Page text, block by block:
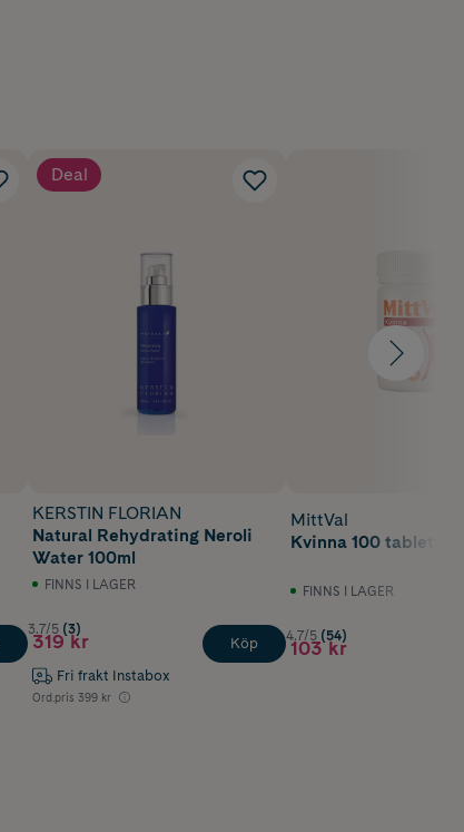
Deal
KERSTIN FLORIAN
Natural Rehydrating Neroli
Water 100ml
FINNS I LAGER
3.7/5 (3)
319 kr
Fri frakt Instabox
Ord.pris 399 kr
Köp
MittVal
Kvinna 100 tabletter
FINNS I LAGER
4.7/5 (54)
103 kr